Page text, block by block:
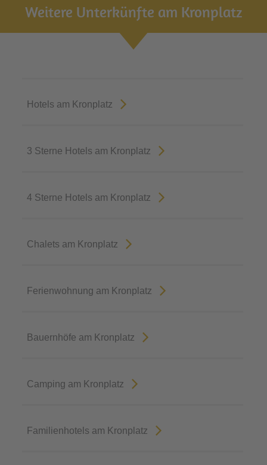
Weitere Unterkünfte am Kronplatz
Hotels am Kronplatz
3 Sterne Hotels am Kronplatz
4 Sterne Hotels am Kronplatz
Chalets am Kronplatz
Ferienwohnung am Kronplatz
Bauernhöfe am Kronplatz
Camping am Kronplatz
Familienhotels am Kronplatz